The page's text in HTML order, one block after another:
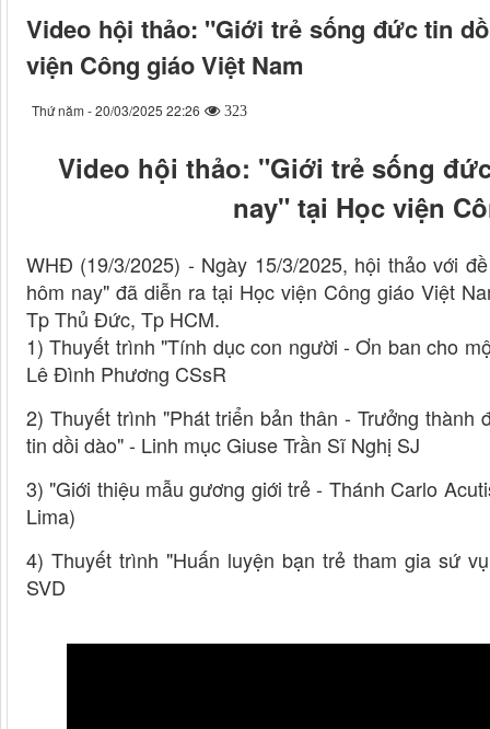
Video hội thảo: "Giới trẻ sống đức tin
viện Công giáo Việt Nam
Thứ năm - 20/03/2025 22:26 323
Video hội thảo: "Giới trẻ sống
nay" tại Học viện
WHĐ (19/3/2025) - Ngày 15/3/2025, hội thảo với
hôm nay" đã diễn ra tại Học viện Công giáo Việt
Tp Thủ Đức, Tp HCM.
1) Thuyết trình "Tính dục con người - Ơn ban cho
Lê Đình Phương CSsR
2) Thuyết trình "Phát triển bản thân - Trưởng
tin dồi dào" - Linh mục Giuse Trần Sĩ Nghị SJ
3) "Giới thiệu mẫu gương giới trẻ - Thánh Carlo
Lima)
4) Thuyết trình "Huấn luyện bạn trẻ tham gia sứ
SVD